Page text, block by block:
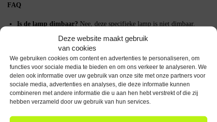
Deze website maakt gebruik
van cookies
We gebruiken cookies om content en advertenties te personaliseren, om
functies voor sociale media te bieden en om ons verkeer te analyseren. We
delen ook informatie over uw gebruik van onze site met onze partners voor
sociale media, advertenties en analyses, die deze informatie kunnen
combineren met andere informatie die u aan hen hebt verstrekt of die zij
hebben verzameld door uw gebruik van hun services.
FAQ
Is de lamp dimbaar? Nee, deze specifieke lamp is niet dimbaar.
ongeveer 1,5 meter.
Kan ik een andere kleur kiezen?
beschikbaar in rood.
Belangrijke specificaties
Maximale wattage: 60W